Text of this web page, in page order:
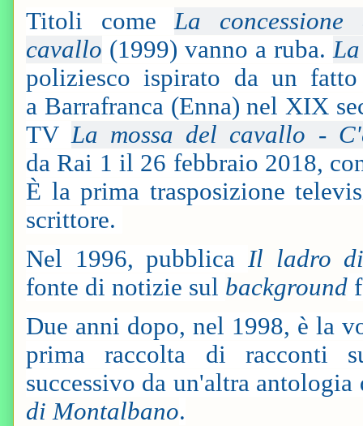
Titoli come La
cavallo (1999) vanno a ruba.
poliziesco ispirato da un
a Barrafranca (Enna) nel XIX
TV La mossa del cavallo -
da Rai 1 il 26 febbraio 2018,
È la prima trasposizione
scrittore.
Nel 1996, pubblica Il ladro di
fonte di notizie sul background
Due anni dopo, nel 1998, è la
prima raccolta di racconti
successivo da un'altra
di Montalbano.